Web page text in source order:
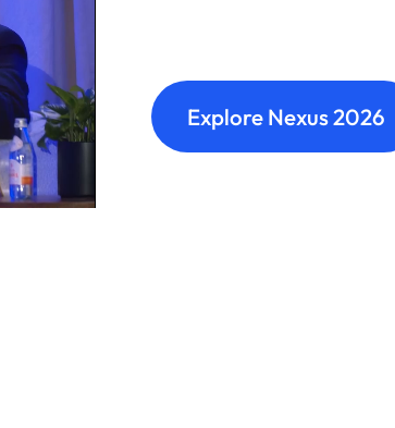
Explore Nexus 2026